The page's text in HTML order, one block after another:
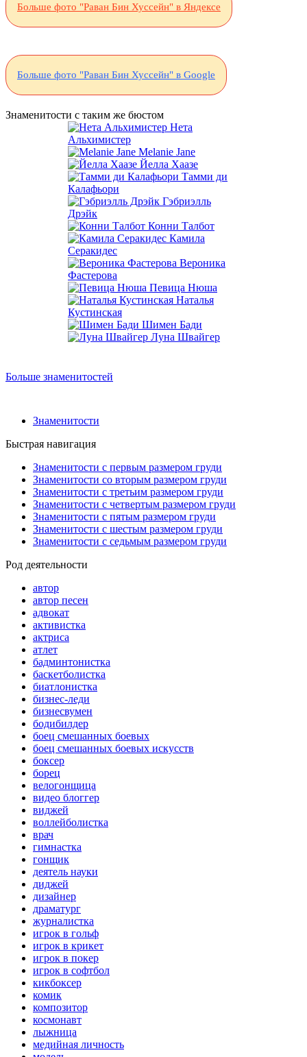
Больше фото "Раван Бин Хуссейн" в Яндексе
Больше фото "Раван Бин Хуссейн" в Google
Знаменитости с таким же бюстом
Нета
Альхимистер
Melanie Jane
Йелла Хаазе
Тамми ди
Калафьори
Гэбриэлль
Дрэйк
Конни Талбот
Камила
Серакидес
Вероника
Фастерова
Певица Нюша
Наталья
Кустинская
Шимен Бади
Луна Швайгер
Больше знаменитостей
Знаменитости
Быстрая навигация
Знаменитости с первым размером груди
Знаменитости со вторым размером груди
Знаменитости с третьим размером груди
Знаменитости с четвертым размером груди
Знаменитости с пятым размером груди
Знаменитости с шестым размером груди
Знаменитости с седьмым размером груди
Род деятельности
автор
автор песен
адвокат
активистка
актриса
атлет
бадминтонистка
баскетболистка
биатлонистка
бизнес-леди
бизнесвумен
бодибилдер
боец смешанных боевых
боец смешанных боевых искусств
боксер
борец
велогонщица
видео блоггер
виджей
воллейболистка
врач
гимнастка
гонщик
деятель науки
диджей
дизайнер
драматург
журналистка
игрок в гольф
игрок в крикет
игрок в покер
игрок в софтбол
кикбоксер
комик
композитор
космонавт
лыжница
медийная личность